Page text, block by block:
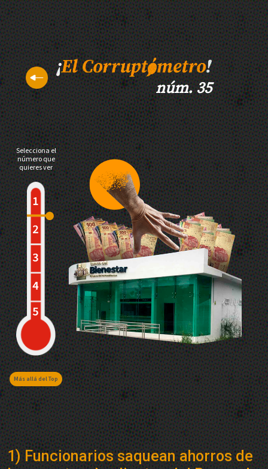
núm. 35
Selecciona el
número que
quieres ver
Más allá del Top
1) Funcionarios saquean ahorros de